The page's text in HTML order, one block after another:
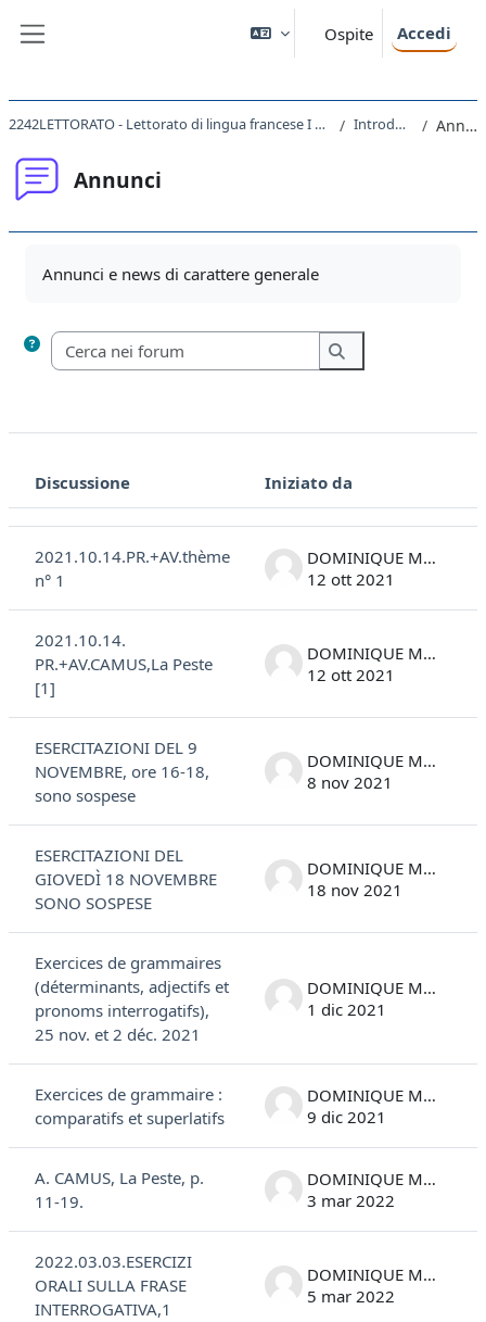
Ospite Accedi
2242LETTORATO - Lettorato di lingua francese I principianti e avanzati 2021 Introduzione Annunci
Annunci
Annunci e news di carattere generale
Cerca nei forum
Cerca nei forum
Stato
Discussione Iniziato da
2021.10.14.PR.+AV.thème
n° 1
DOMINIQUE MARC COSTANTINI
12 ott 2021
2021.10.14.
PR.+AV.CAMUS,La Peste
[1]
DOMINIQUE MARC COSTANTINI
12 ott 2021
ESERCITAZIONI DEL 9
NOVEMBRE, ore 16-18,
sono sospese
DOMINIQUE MARC COSTANTINI
8 nov 2021
ESERCITAZIONI DEL
GIOVEDÌ 18 NOVEMBRE
SONO SOSPESE
DOMINIQUE MARC COSTANTINI
18 nov 2021
Exercices de grammaires
(déterminants, adjectifs et
pronoms interrogatifs),
25 nov. et 2 déc. 2021
DOMINIQUE MARC COSTANTINI
1 dic 2021
Exercices de grammaire :
comparatifs et superlatifs
DOMINIQUE MARC COSTANTINI
9 dic 2021
A. CAMUS, La Peste, p.
11-19.
DOMINIQUE MARC COSTANTINI
3 mar 2022
2022.03.03.ESERCIZI
ORALI SULLA FRASE
INTERROGATIVA,1
DOMINIQUE MARC COSTANTINI
5 mar 2022